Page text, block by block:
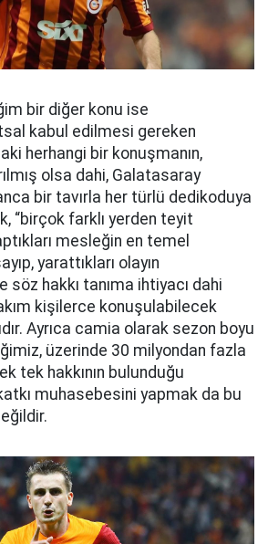
bir diğer konu ise
kabul edilmesi gereken
herhangi bir konuşmanın,
olsa dahi, Galatasaray
bir tavırla her türlü dedikoduya
“birçok farklı yerden teyit
mesleğin en temel
yarattıkları olayın
söz hakkı tanıma ihtiyacı dahi
kişilerce konuşulabilecek
Ayrıca camia olarak sezon boyu
üzerinde 30 milyondan fazla
tek hakkının bulunduğu
muhasebesini yapmak da bu